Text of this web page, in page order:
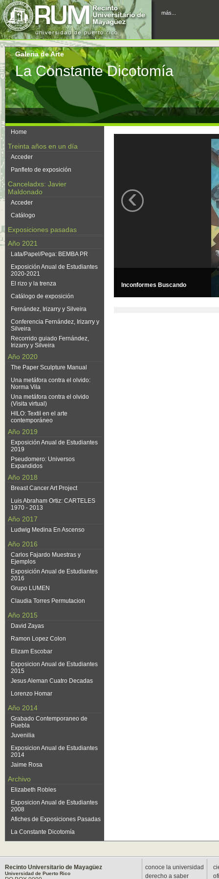
más...
Galeria de Arte
La Constante Dicotomía
Home
Treinta años en un día
Acceder
Panfleto de exposición
Canceladxs: Javier
Maldonado
Acceder
Catálogo
Exposiciones pasadas
Año 2021
Lata/Papel/Pega: BEMBA PR
Exposición Anual de Estudiantes
2020-2021
El rizo y la trenza
Catálogo de exposición
Fernández, Irizarry y Silveira
Conferencia Fernández, Irizarry y
Silveira
Recorrido guiado Fernández,
Irizarry y Silveira
Año 2020
The Paper Sculpture Manual
Una metáfora contra el olvido:
Norma Vila
Una metáfora contra el olvido
(Visita virtual)
HILO: Textil en el arte
contemporáneo
Año 2019
Exposición Anual de Estudiantes
2019
Pseudomero: Universos
Expandidos
Año 2018
Breast Cancer Art Project
Luis Abraham Ortiz: CARTELES
1970 - 2013
Año 2017
Ludwig Medina En Ascenso
Año 2016
Carlos Fajardo Muestras y
Ejemplos
Exposición Anual de Estudiantes
2016
Grupo LUMEN
Claudia Torres Permutacion
Año 2015
David Zayas
Ramon Lopez Colon
Elizam Escobar
Exposicion Anual de Estudiantes
2015
Jesus Aleman Cuatro Decadas
Lorenzo Homar
Año 2014
Grabado Contemporaneo de
Puebla
Juvenilia
Exposicion Anual de Estudiantes
2014
Jaime Rosa
Archivo
Elizabeth Robles
Exposicion Anual de Estudiantes
2008
Afiches de Exposiciones Pasadas
La Constante Dicotomía
Inconformes Buscando
‹
Recinto Universitario de Mayagüez
Universidad de Puerto Rico
conoce la universidad
derecho a saber